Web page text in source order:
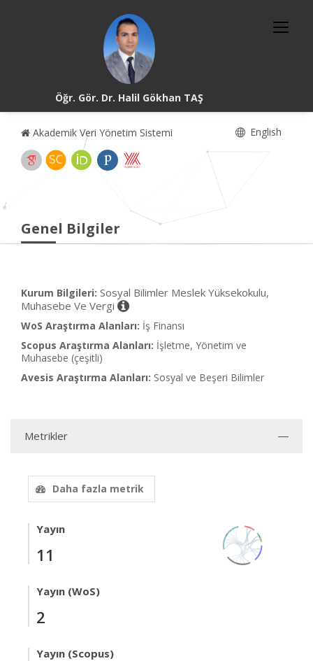
Öğr. Gör. Dr. Halil Gökhan TAŞ
Akademik Veri Yönetim Sistemi English
Genel Bilgiler
Kurum Bilgileri: Sosyal Bilimler Meslek Yüksekokulu,
Muhasebe Ve Vergi
WoS Araştırma Alanları: İş Finansı
Scopus Araştırma Alanları: İşletme, Yönetim ve
Muhasebe (çeşitli)
Avesis Araştırma Alanları: Sosyal ve Beşeri Bilimler
Metrikler
Daha fazla metrik
Yayın
11
Yayın (WoS)
2
Yayın (Scopus)